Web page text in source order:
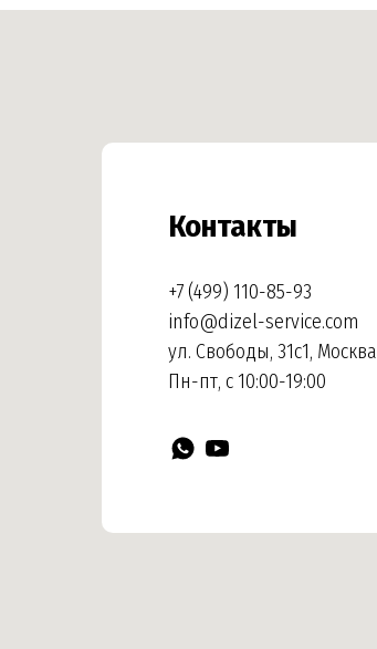
Контакты
+7 (499) 110-85-93
info@dizel-service.com
ул. Свободы, 31с1, Москва
Пн-пт, с 10:00-19:00